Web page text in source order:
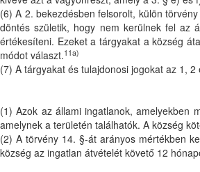
(6) A 2. bekezdésben felsorolt, külön
döntés születik, hogy nem kerülnek fel az
értékesíteni. Ezeket a tárgyakat a község
módot választ.11a)
(7) A tárgyakat és tulajdonosi jogokat az 1,
(1) Azok az állami ingatlanok, amelyekben
amelynek a területén találhatók. A község
(2) A törvény 14. §-át arányos mértékben
község az ingatlan átvételét követő 12